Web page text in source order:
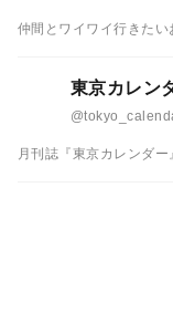
仲間とワイワイ行きたい
東京カレン
月刊誌『東京カレンダー